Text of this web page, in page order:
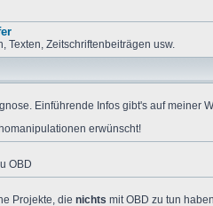
Texten, Zeitschriftenbeiträgen usw.
Einführende Infos gibt's auf meiner
erwünscht!
OBD
Projekte, die nichts mit OBD zu tun